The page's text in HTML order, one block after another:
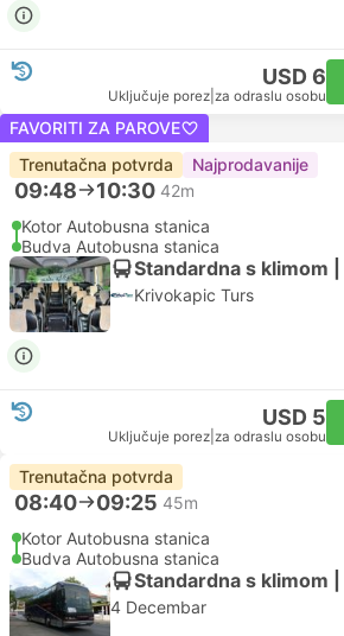
USD 6
Uključuje porez za odraslu osobu
FAVORITI ZA PAROVE
Trenutačna potvrda
Najprodavanije
09:48 10:30 42m
Kotor Autobusna stanica
Budva Autobusna stanica
Standardna s klimom
Krivokapic Turs
USD 5
Uključuje porez za odraslu osobu
Trenutačna potvrda
08:40 09:25 45m
Kotor Autobusna stanica
Budva Autobusna stanica
Standardna s klimom
4 Decembar